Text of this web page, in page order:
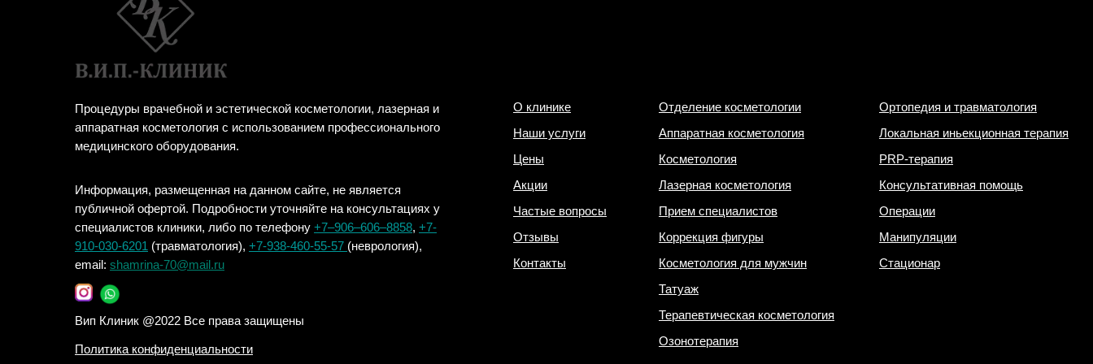
Процедуры врачебной и эстетической косметологии, лазерная и
аппаратная косметология с использованием профессионального
медицинского оборудования.
Информация, размещенная на данном сайте, не является
публичной офертой. Подробности уточняйте на консультациях у
специалистов клиники, либо по телефону +7‒906‒606‒8858, +7-
910-030-6201 (травматология), +7-938-460-55-57 (неврология),
email: shamrina-70@mail.ru
Вип Клиник @2022 Все права защищены
Политика конфиденциальности
О клинике Отделение косметологии
Отзывы
Цены
Акции
Частые вопросы
Контакты
Наши услуги
Аппаратная косметология
Косметология
Лазерная косметология
Прием специалистов
Коррекция фигуры
Косметология для мужчин
Татуаж
Терапевтическая косметология
Озонотерапия
Ортопедия и травматология
Локальная иньекционная терапия
PRP-терапия
Консультативная помощь
Операции
Манипуляции
Стационар